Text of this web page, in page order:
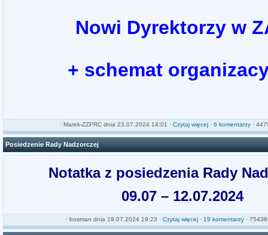
Nowi Dyrektorzy w
+ schemat
· Marek-ZZPRCdnia 23.07.2024 14:01 · Czytaj więcej· 6 komentarzy·
Posiedzenie Rady Nadzorczej
Notatka z posiedzenia Rady
09.07 – 12.07.2024
· bosman dnia 19.07.2024 19:23 · Czytaj więcej · 19 komentarzy ·